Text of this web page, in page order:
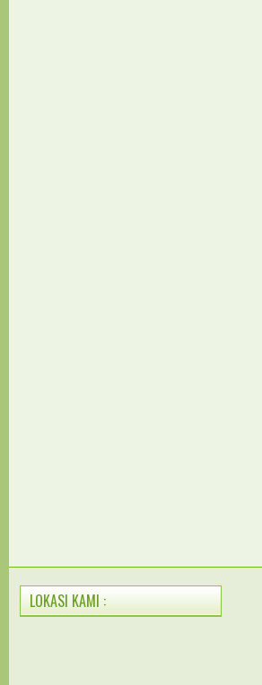
LOKASI KAMI :